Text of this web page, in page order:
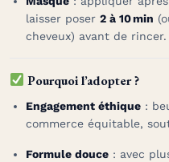
laisser poser 2 à 10 min
cheveux) avant de rincer.
Pourquoi l’adopter ?
Engagement éthique :
commerce équitable,
Formule douce : avec